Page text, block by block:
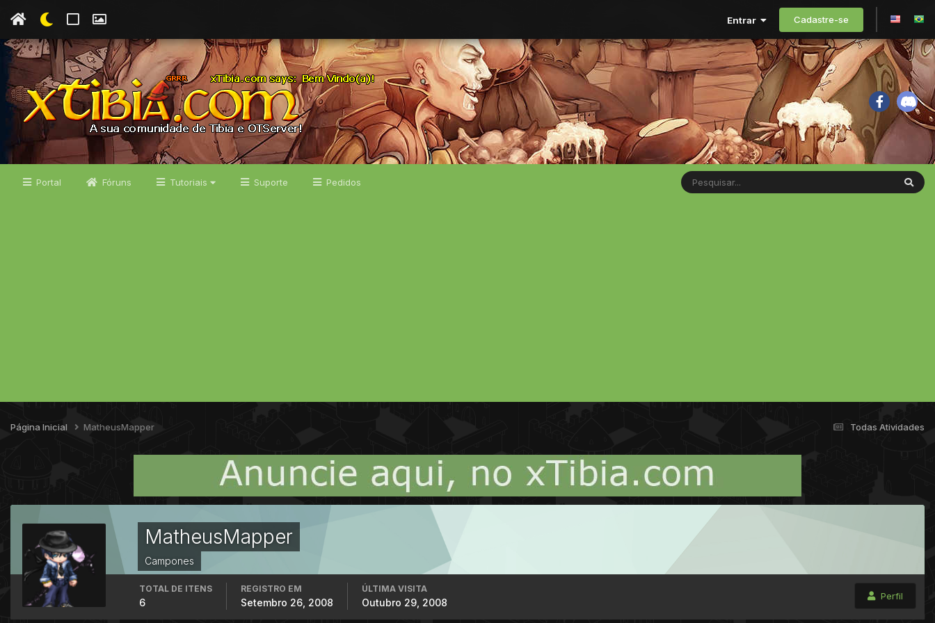
Entrar Cadastre-se
Portal Fóruns Tutoriais Suporte Pedidos
Todas Atividades
Página Inicial MatheusMapper
MatheusMapper
Campones
Perfil
TOTAL DE ITENS
6
REGISTRO EM
Setembro 26, 2008
ÚLTIMA VISITA
Outubro 29, 2008